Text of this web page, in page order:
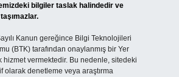
bilgiler taslak halindedir ve
Kanun gereğince Bilgi Teknolojileri
(BTK) tarafından onaylanmış bir Yer
hizmet vermektedir. Bu nedenle, sitedeki
olarak denetleme veya araştırma